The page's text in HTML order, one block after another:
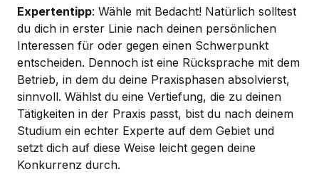
Expertentipp: Wähle mit Bedacht! Natürlich solltest
du dich in erster Linie nach deinen persönlichen
Interessen für oder gegen einen Schwerpunkt
entscheiden. Dennoch ist eine Rücksprache mit dem
Betrieb, in dem du deine Praxisphasen absolvierst,
sinnvoll. Wählst du eine Vertiefung, die zu deinen
Tätigkeiten in der Praxis passt, bist du nach deinem
Studium ein echter Experte auf dem Gebiet und
setzt dich auf diese Weise leicht gegen deine
Konkurrenz durch.